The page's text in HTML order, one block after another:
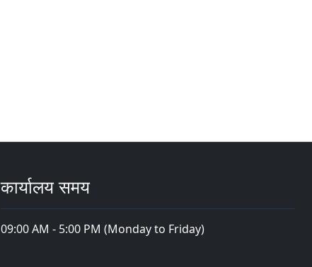
कार्यालय समय
09:00 AM - 5:00 PM (Monday to Friday)